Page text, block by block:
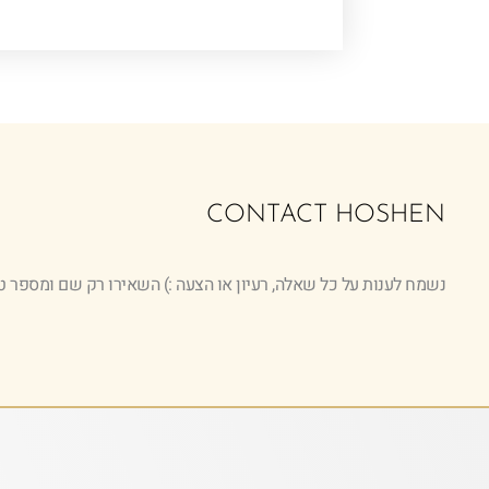
CONTACT HOSHEN
נשמח לענות על כל שאלה, רעיון או הצעה :) השאירו רק שם ומספר